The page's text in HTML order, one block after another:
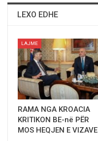
LEXO EDHE
LAJME
RAMA NGA KROACIA
KRITIKON BE-në PËR
MOS HEQJEN E VIZAVE